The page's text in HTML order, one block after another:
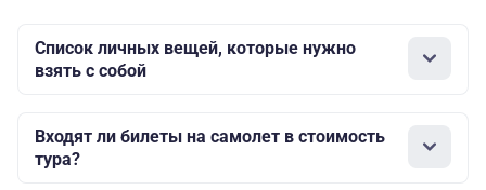
Список личных вещей, которые нужно
взять с собой
Входят ли билеты на самолет в стоимость
тура?